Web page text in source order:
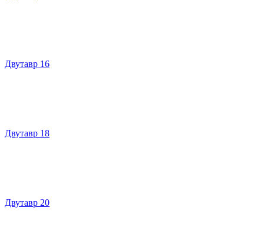
Двутавр 16
Двутавр 18
Двутавр 20